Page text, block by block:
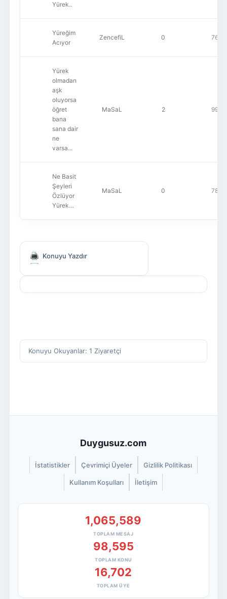
Yürek..
Yüreğim
Acıyor
ZencefiL 0 764
Yürek
olmadan
aşk
oluyorsa
öğret
bana
sana dair
ne
varsa...
MaSaL 2 996
Ne Basit
Şeyleri
Özlüyor
Yürek…
MaSaL 0 782
Konuyu Yazdır
Konuyu Okuyanlar: 1 Ziyaretçi
Duygusuz.com
İstatistikler Çevrimiçi Üyeler Gizlilik Politikası
Kullanım Koşulları İletişim
1,065,589
TOPLAM MESAJ
98,595
TOPLAM KONU
16,702
TOPLAM ÜYE